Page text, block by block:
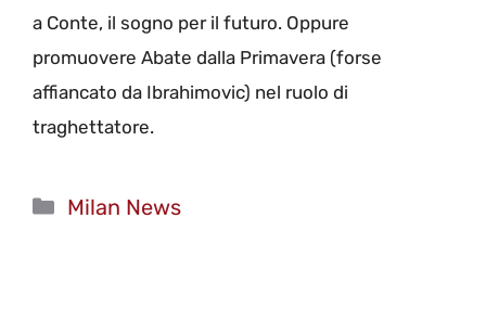
a Conte, il sogno per il futuro. Oppure
promuovere Abate dalla Primavera (forse
affiancato da Ibrahimovic) nel ruolo di
traghettatore.
Categorie
Milan News